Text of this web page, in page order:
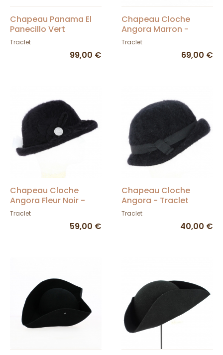
Chapeau Panama El
Panecillo Vert
Traclet
99,00 €
Chapeau Cloche
Angora Marron -
Laulhère
Traclet
69,00 €
Chapeau Cloche
Angora Fleur Noir -
Traclet
Traclet
59,00 €
Chapeau Cloche
Angora - Traclet
Traclet
40,00 €